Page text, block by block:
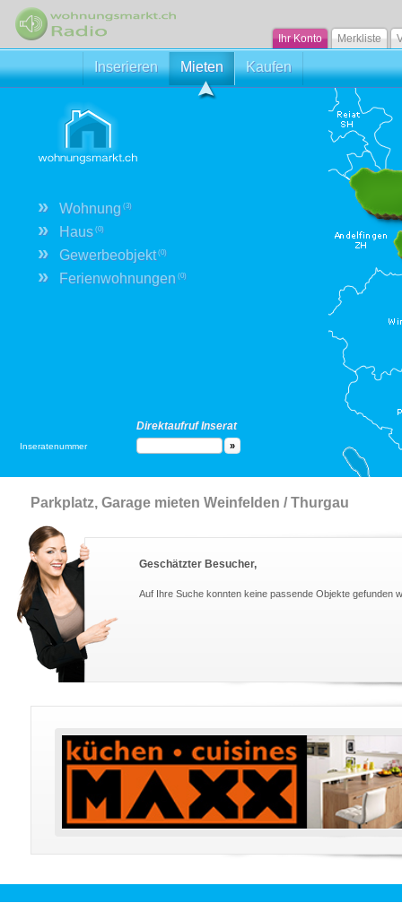
Ihr Konto Merkliste
Inserieren Mieten Kaufen
» Wohnung (3)
» Haus (0)
» Gewerbeobjekt(0)
» Ferienwohnungen (0)
Direktaufruf Inserat
Inseratenummer
Parkplatz, Garage mieten Weinfelden / Thurgau
Geschätzter Besucher,
Auf Ihre Suche konnten keine passende Objekte gefunden